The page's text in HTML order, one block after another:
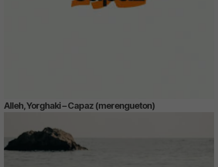
Alleh, Yorghaki – Capaz (merengueton)